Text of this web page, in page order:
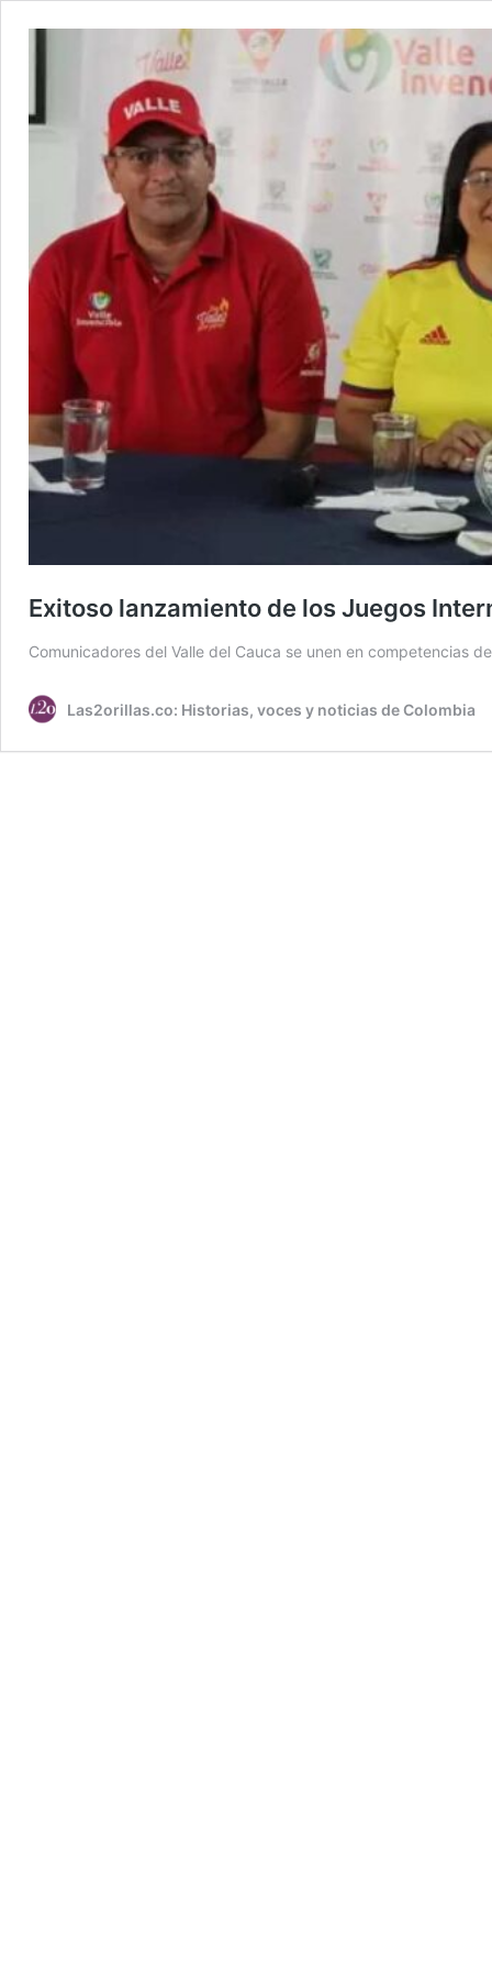
Exitoso lanzamiento de los Juegos
Comunicadores del Valle del Cauca se unen en competencias
Las2orillas.co: Historias, voces y noticias de Colombia